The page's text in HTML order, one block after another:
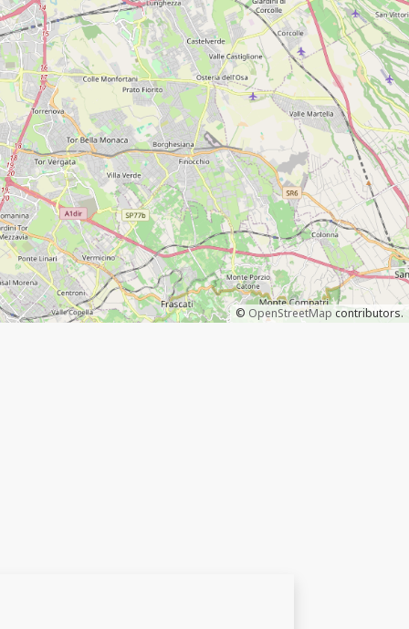
© OpenStreetMap contributors.